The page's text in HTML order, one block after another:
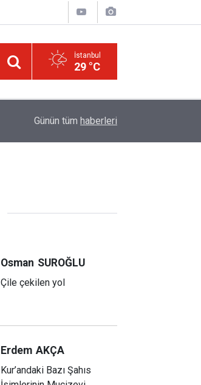
İstanbul
29 °C
Günün tüm haberleri
Osman SUROĞLU
Çile çekilen yol
Erdem AKÇA
Kur’andaki Bazı Şahıs